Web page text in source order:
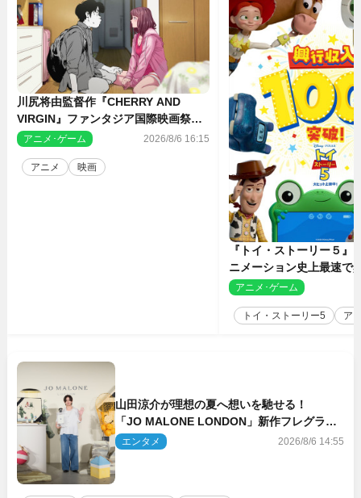
川尻将由監督作『CHERRY AND
VIRGIN』ファンタジア国際映画祭・
長編アニメ部門で観客賞・金賞受賞！
アニメ･ゲーム 2026/8/6 16:15
アニメ 映画
『トイ・ストーリー５』
ニメーション史上最速で
億円突破 シリーズNo.1
アニメ･ゲーム
トイ・ストーリー5 ア
山田涼介が理想の夏へ想いを馳せる！
「JO MALONE LONDON」新作フレグラン
スを体験
エンタメ 2026/8/6 14:55